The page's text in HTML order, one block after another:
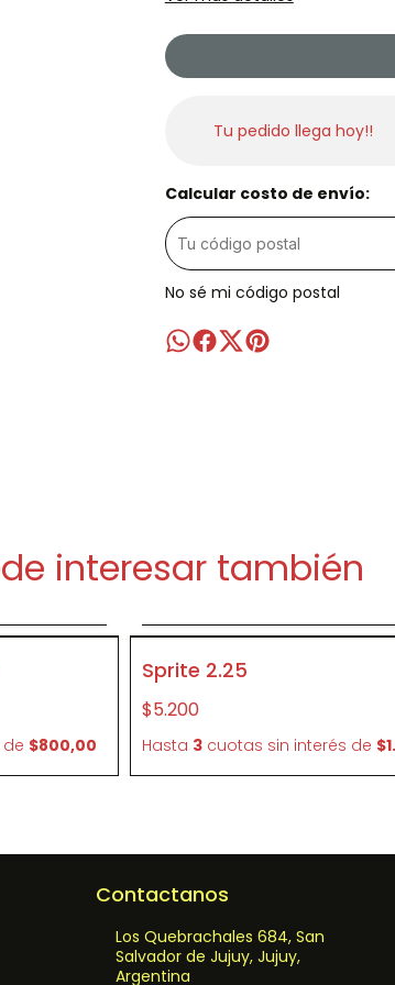
Tu pedido llega hoy!!
Calcular costo de envío:
No sé mi código postal
interesar también
de $800,00
P212
Sprite 2.25
$5.200
Hasta 3 cuotas sin interés de
Contactanos
Los Quebrachales 684, San
Salvador de Jujuy, Jujuy,
Argentina